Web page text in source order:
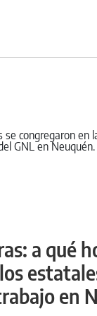
a qué
en